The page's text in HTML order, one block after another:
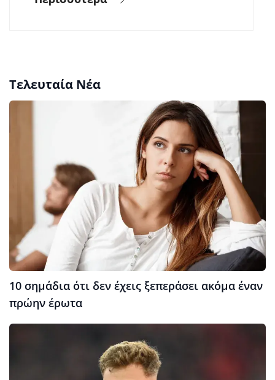
Τελευταία Νέα
10 σημάδια ότι δεν έχεις ξεπεράσει ακόμα έναν
πρώην έρωτα